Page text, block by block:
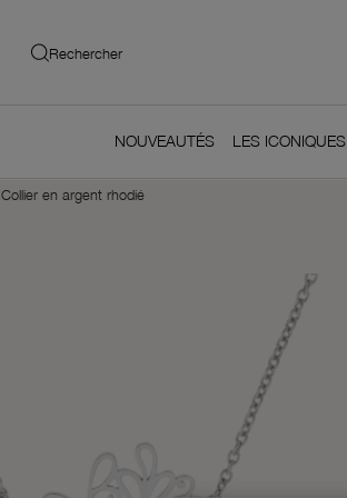
Rechercher
NOUVEAUTÉS LES ICONIQUES
Collier en argent rhodié